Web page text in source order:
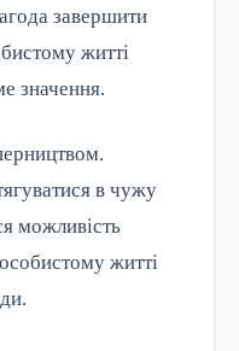
завершити
житті
значення.
в чужу
можливість
житті